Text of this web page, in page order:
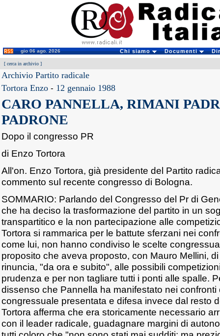
gio 06 ago. 2026 Chi siamo Documenti
[ cerca in archivio ]
Archivio Partito radicale
Tortora Enzo - 12 gennaio 1988
CARO PANNELLA, RIMANI
PADRONE
Dopo il congresso PR
di Enzo Tortora
All'on. Enzo Tortora, già presidente del Partito
commento sul recente congresso di Bologna.
SOMMARIO: Parlando del Congresso del Pr di
che ha deciso la trasformazione del partito in un
transpartitico e la non partecipazione alle
Tortora si rammarica per le battute sferzani nei
come lui, non hanno condiviso le scelte
proposito che aveva proposto, con Mauro Mellini,
rinuncia, "da ora e subito", alle possibili
prudenza e per non tagliare tutti i ponti alle spalle.
dissenso che Pannella ha manifestato nei confronti
congressuale presentata e difesa invece dal resto
Tortora afferma che era storicamente necessario
con il leader radicale, guadagnare margini di